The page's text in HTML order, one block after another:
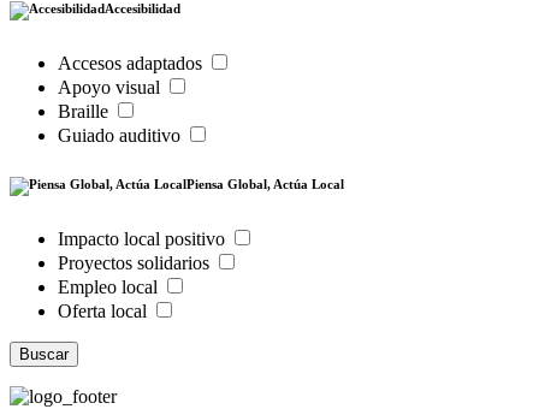
Accesibilidad
Accesos adaptados
Apoyo visual
Braille
Guiado auditivo
Piensa Global, Actúa Local
Impacto local positivo
Proyectos solidarios
Empleo local
Oferta local
Buscar